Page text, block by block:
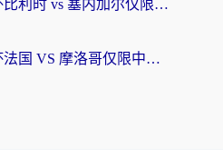
在海外看世界杯比利时 vs 塞内加尔仅限中国大陆？我找到了最流畅的中文解说之路
在国外看世界杯法国 VS 摩洛哥仅限中国大陆？海外党这样看中文解说赛事不卡顿